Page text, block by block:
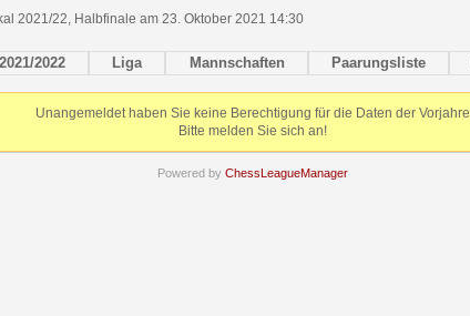
2021/22, Halbfinale am 23. Oktober 2021 14:30
2021/2022 Liga Mannschaften Paarungsliste
Unangemeldet haben Sie keine Berechtigung für die Daten der Vorjahre
Bitte melden Sie sich an!
Powered by ChessLeagueManager